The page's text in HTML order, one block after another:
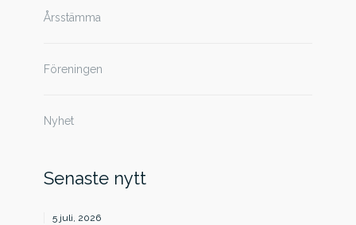
Årsstämma
Föreningen
Nyhet
Senaste nytt
5 juli, 2026